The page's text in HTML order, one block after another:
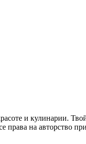
и кулинарии.
права на авторство